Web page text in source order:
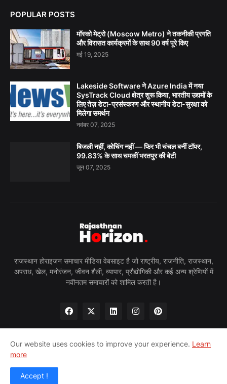
POPULAR POSTS
मॉस्को मेट्रो (Moscow Metro) ने तकनीकी प्रगति
और विरासत कार्यक्रमों के साथ 90 वर्ष पूरे किए
मई 19, 2025
Lakeside Software ने Azure India में नया
SysTrack Cloud क्षेत्र शुरू किया, भारतीय उद्यमों के
लिए तेज़ डेटा-प्रसंस्करण और स्थानीय डेटा-सुरक्षा को
मिलेगा समर्थन
नवंबर 07, 2025
बिजली नहीं, कोचिंग नहीं — फिर भी चंचल बनीं टॉपर,
99.83% के साथ चमकीं भरतपुर की बेटी
जून 07, 2025
राजस्थान होराइजन समाचार मीडिया वेबसाइट है जो राष्ट्रीय, राजनीति, राजस्थान,
अपराध, खेल, मनोरंजन, जीवन शैली, व्यापार, प्रौद्योगिकी और कई अन्य श्रेणियों में
नवीनतम समाचारों को शामिल करती है।
होम
Our website uses cookies to improve your experience. Learn
more
Accept !